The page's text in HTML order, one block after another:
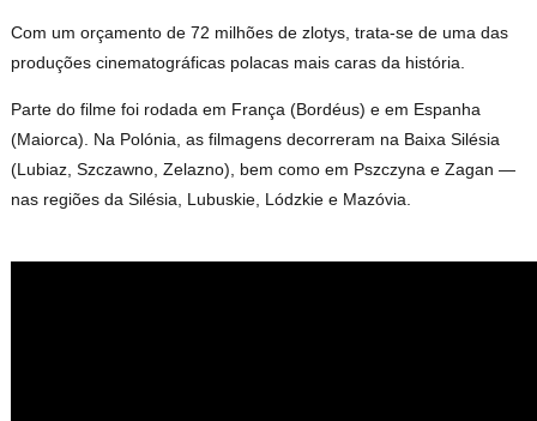
Com um orçamento de 72 milhões de zlotys, trata-se de uma das
produções cinematográficas polacas mais caras da história.
Parte do filme foi rodada em França (Bordéus) e em Espanha
(Maiorca). Na Polónia, as filmagens decorreram na Baixa Silésia
(Lubiaz, Szczawno, Zelazno), bem como em Pszczyna e Zagan —
nas regiões da Silésia, Lubuskie, Lódzkie e Mazóvia.